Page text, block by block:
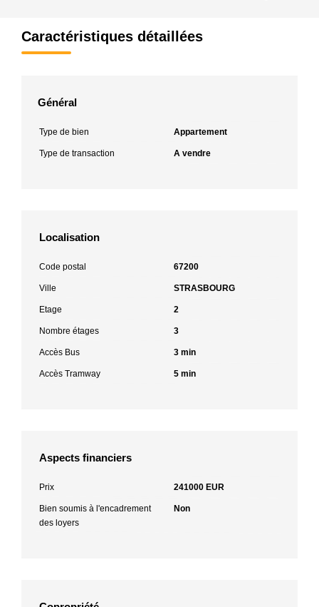
Caractéristiques détaillées
Général
Type de bien Appartement
Type de transaction A vendre
Localisation
Code postal 67200
Ville STRASBOURG
Etage 2
Nombre étages 3
Accès Bus 3 min
Accès Tramway 5 min
Aspects financiers
Prix 241000 EUR
Bien soumis à l'encadrement
des loyers
Non